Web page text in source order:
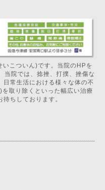
こついん)です。当院のHPを
当院では、捻挫、打撲、挫傷な
日常生活における様々な体の不
取り除くといった幅広い治療
ちしております。